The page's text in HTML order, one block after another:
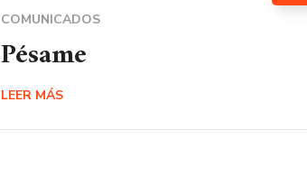
COMUNICADOS
Pésame
LEER MÁS